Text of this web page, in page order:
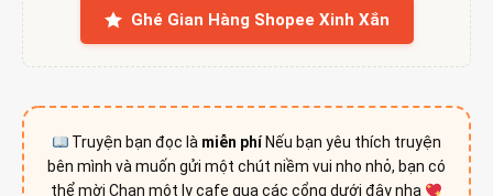
Ghé Gian Hàng Shopee Xinh Xắn
Truyện bạn đọc là miễn phíNếu bạn yêu thích truyện
bên mình và muốn gửi một chút niềm vui nho nhỏ, bạn có
thể mời Chan một ly cafe qua các cổng dưới đây nha